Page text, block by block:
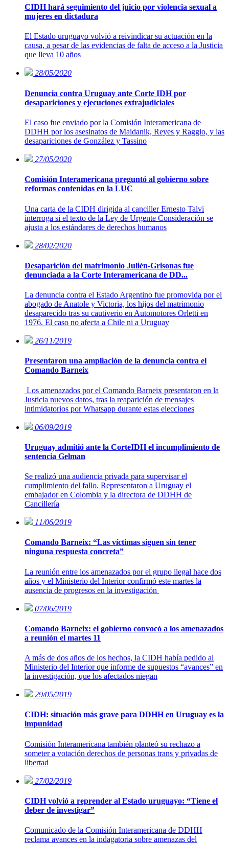
CIDH hará seguimiento del juicio por violencia sexual a
mujeres en dictadura
El Estado uruguayo volvió a reivindicar su actuación en la
causa, a pesar de las evidencias de falta de acceso a la Justicia
que lleva 10 años
28/05/2020
Denuncia contra Uruguay ante Corte IDH por
desapariciones y ejecuciones extrajudiciales
El caso fue enviado por la Comisión Interamericana de
DDHH por los asesinatos de Maidanik, Reyes y Raggio, y las
desapariciones de González y Tassino
27/05/2020
Comisión Interamericana preguntó al gobierno sobre
reformas contenidas en la LUC
Una carta de la CIDH dirigida al canciller Ernesto Talvi
interroga si el texto de la Ley de Urgente Consideración se
ajusta a los estándares de derechos humanos
28/02/2020
Desaparición del matrimonio Julién-Grisonas fue
denunciada a la Corte Interamericana de DD...
La denuncia contra el Estado Argentino fue promovida por el
abogado de Anatole y Victoria, los hijos del matrimonio
desaparecido tras su cautiverio en Automotores Orletti en
1976. El caso no afecta a Chile ni a Uruguay
26/11/2019
Presentaron una ampliación de la denuncia contra el
Comando Barneix
Los amenazados por el Comando Barneix presentaron en la
Justicia nuevos datos, tras la reaparición de mensajes
intimidatorios por Whatsapp durante estas elecciones
06/09/2019
Uruguay admitió ante la CorteIDH el incumplimiento de
sentencia Gelman
Se realizó una audiencia privada para supervisar el
cumplimiento del fallo. Representaron a Uruguay el
embajador en Colombia y la directora de DDHH de
Cancillería
11/06/2019
Comando Barneix: “Las víctimas siguen sin tener
ninguna respuesta concreta”
La reunión entre los amenazados por el grupo ilegal hace dos
años y el Ministerio del Interior confirmó este martes la
ausencia de progresos en la investigación
07/06/2019
Comando Barneix: el gobierno convocó a los amenazados
a reunión el martes 11
A más de dos años de los hechos, la CIDH había pedido al
Ministerio del Interior que informe de supuestos “avances” en
la investigación, que los afectados niegan
29/05/2019
CIDH: situación más grave para DDHH en Uruguay es la
impunidad
Comisión Interamericana también planteó su rechazo a
someter a votación derechos de personas trans y privadas de
libertad
27/02/2019
CIDH volvió a reprender al Estado uruguayo: “Tiene el
deber de investigar”
Comunicado de la Comisión Interamericana de DDHH
reclama avances en la indagatoria sobre amenazas del